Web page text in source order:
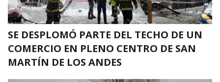
SE DESPLOMÓ PARTE DEL TECHO DE UN
COMERCIO EN PLENO CENTRO DE SAN
MARTÍN DE LOS ANDES